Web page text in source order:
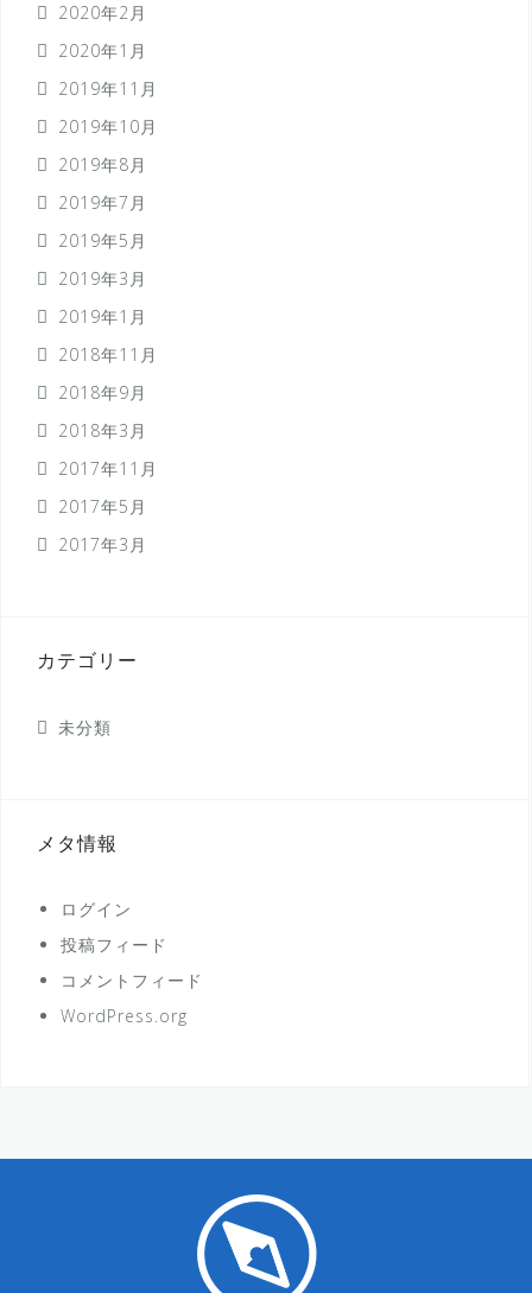
2020年2月
2020年1月
2019年11月
2019年10月
2019年8月
2019年7月
2019年5月
2019年3月
2019年1月
2018年11月
2018年9月
2018年3月
2017年11月
2017年5月
2017年3月
カテゴリー
未分類
メタ情報
ログイン
投稿フィード
コメントフィード
WordPress.org